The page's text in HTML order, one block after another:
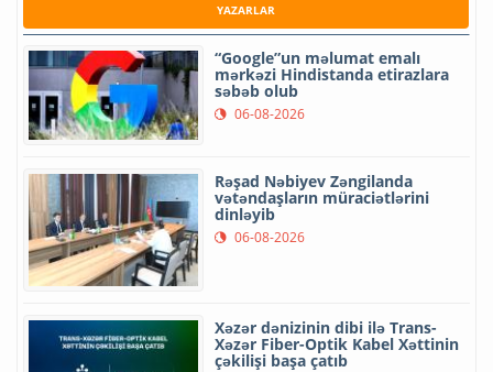
YAZARLAR
“Google”un məlumat emalı
mərkəzi Hindistanda etirazlara
səbəb olub
06-08-2026
Rəşad Nəbiyev Zəngilanda
vətəndaşların müraciətlərini
dinləyib
06-08-2026
Xəzər dənizinin dibi ilə Trans-
Xəzər Fiber-Optik Kabel Xəttinin
çəkilişi başa çatıb